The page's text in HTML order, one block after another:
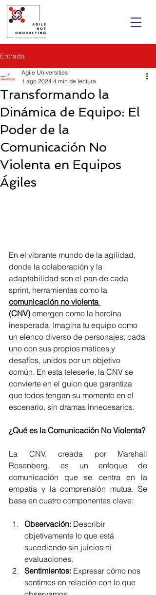
Entrada
Transformando la
Dinámica de Equipo: El
Poder de la
Comunicación No
Violenta en Equipos
Ágiles
Agile Universities
1 ago 2024 4 min de lectura
En el vibrante mundo de la agilidad,
donde la colaboración y la
adaptabilidad son el pan de cada
sprint, herramientas como la
comunicación no violenta
(CNV) emergen como la heroína
inesperada. Imagina tu equipo como
un elenco diverso de personajes, cada
uno con sus propios matices y
desafíos, unidos por un objetivo
común. En esta teleserie, la CNV se
convierte en el guion que garantiza
que todos tengan su momento en el
escenario, sin dramas innecesarios.
¿Qué es la Comunicación No Violenta?
La CNV, creada por Marshall
Rosenberg, es un enfoque de
comunicación que se centra en la
empatía y la comprensión mutua. Se
basa en cuatro componentes clave:
Observación: Describir
objetivamente lo que está
sucediendo sin juicios ni
evaluaciones.
Sentimientos: Expresar cómo nos
sentimos en relación con lo que